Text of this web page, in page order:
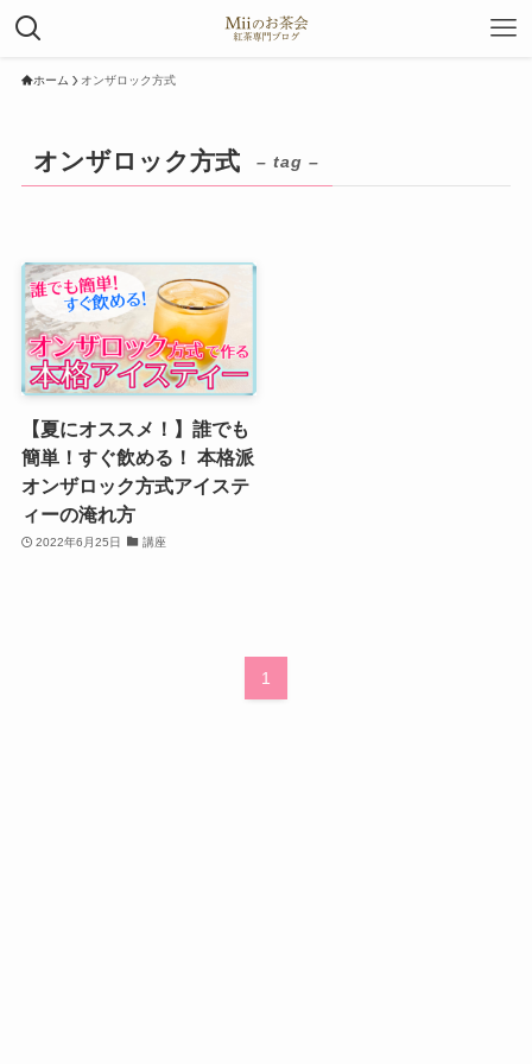
ホーム オンザロック方式
オンザロック方式 – tag –
【夏にオススメ！】誰でも
簡単！すぐ飲める！ 本格派
オンザロック方式アイステ
ィーの淹れ方
2022年6月25日 講座
1